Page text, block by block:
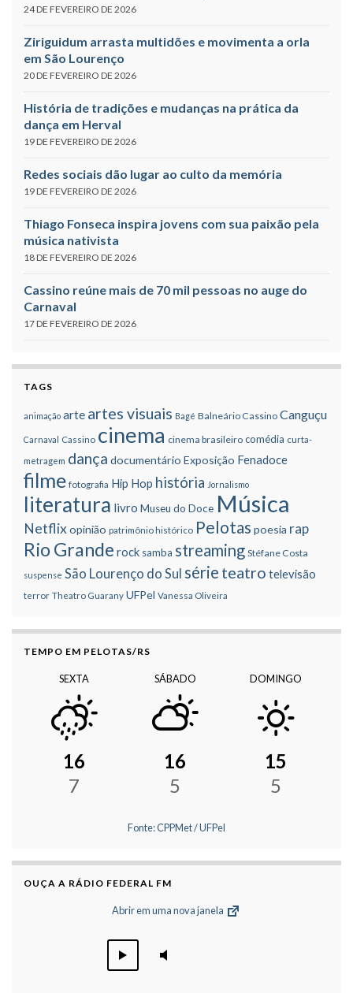
24 DE FEVEREIRO DE 2026
Ziriguidum arrasta multidões e movimenta a orla
em São Lourenço
20 DE FEVEREIRO DE 2026
História de tradições e mudanças na prática da
dança em Herval
19 DE FEVEREIRO DE 2026
Redes sociais dão lugar ao culto da memória
19 DE FEVEREIRO DE 2026
Thiago Fonseca inspira jovens com sua paixão pela
música nativista
18 DE FEVEREIRO DE 2026
Cassino reúne mais de 70 mil pessoas no auge do
Carnaval
17 DE FEVEREIRO DE 2026
TAGS
animação arte artes visuais Bagé Balneário Cassino Canguçu
Carnaval Cassino cinema cinema brasileiro comédia curta-
metragem dança documentário Exposição Fenadoce
filme fotografia Hip Hop história Jornalismo
literatura livro Museu do Doce Música
Netflixopinião patrimônio histórico Pelotas poesia rap
Rio Grande rock samba streaming Stéfane Costa
suspense São Lourenço do Sul série teatro televisão
terror Theatro Guarany UFPel Vanessa Oliveira
TEMPO EM PELOTAS/RS
SEXTA
16
7
SÁBADO
16
5
DOMINGO
15
5
Fonte: CPPMet / UFPel
OUÇA A RÁDIO FEDERAL FM
Abrir em uma nova janela